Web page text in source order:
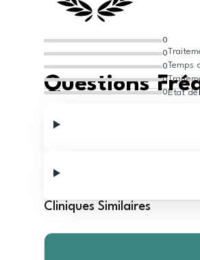
0
0
0
0
0
Temps
État
Questions
Cliniques Similaires